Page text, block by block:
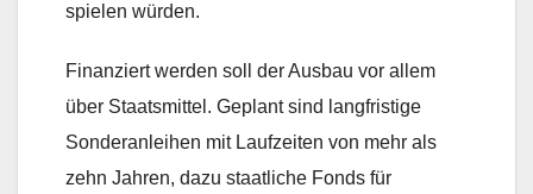
spielen würden.
Finanziert werden soll der Ausbau vor allem
über Staatsmittel. Geplant sind langfristige
Sonderanleihen mit Laufzeiten von mehr als
zehn Jahren, dazu staatliche Fonds für